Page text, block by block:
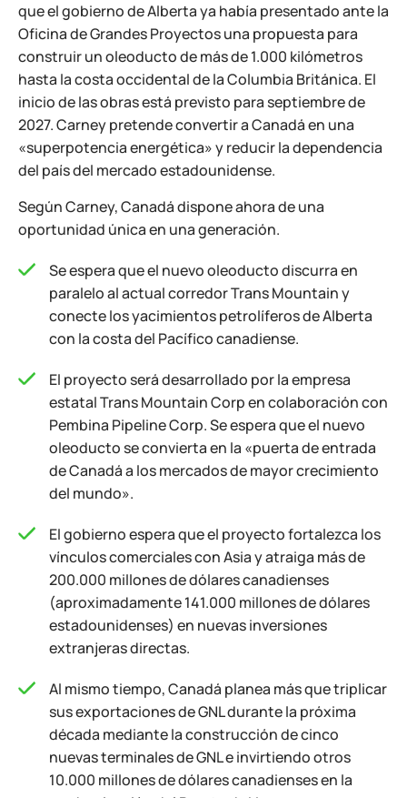
que el gobierno de Alberta ya había presentado ante la
Oficina de Grandes Proyectos una propuesta para
construir un oleoducto de más de 1.000 kilómetros
hasta la costa occidental de la Columbia Británica. El
inicio de las obras está previsto para septiembre de
2027. Carney pretende convertir a Canadá en una
«superpotencia energética» y reducir la dependencia
del país del mercado estadounidense.
Según Carney, Canadá dispone ahora de una
oportunidad única en una generación.
Se espera que el nuevo oleoducto discurra en
paralelo al actual corredor Trans Mountain y
conecte los yacimientos petrolíferos de Alberta
con la costa del Pacífico canadiense.
El proyecto será desarrollado por la empresa
estatal Trans Mountain Corp en colaboración con
Pembina Pipeline Corp. Se espera que el nuevo
oleoducto se convierta en la «puerta de entrada
de Canadá a los mercados de mayor crecimiento
del mundo».
El gobierno espera que el proyecto fortalezca los
vínculos comerciales con Asia y atraiga más de
200.000 millones de dólares canadienses
(aproximadamente 141.000 millones de dólares
estadounidenses) en nuevas inversiones
extranjeras directas.
Al mismo tiempo, Canadá planea más que triplicar
sus exportaciones de GNL durante la próxima
década mediante la construcción de cinco
nuevas terminales de GNL e invirtiendo otros
10.000 millones de dólares canadienses en la